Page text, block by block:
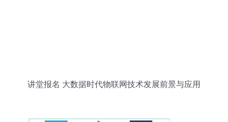
讲堂报名 大数据时代物联网技术发展前景与应用